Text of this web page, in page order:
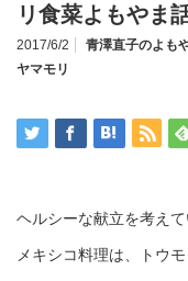
リ食菜よもやま
2017/6/2 青澤直子のよも
ヤマモリ
ヘルシーな献立を考え
メキシコ料理は、トウ